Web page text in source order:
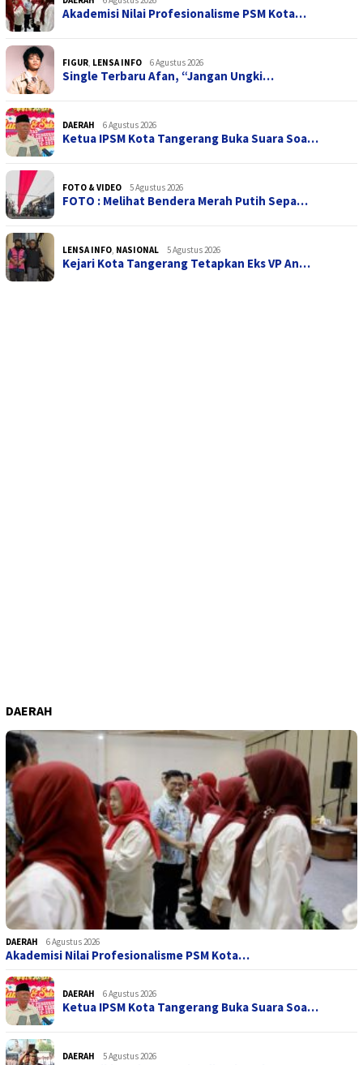
Akademisi Nilai Profesionalisme PSM Kota…
FIGUR, LENSA INFO 6 Agustus 2026
Single Terbaru Afan, “Jangan Ungki…
DAERAH 6 Agustus 2026
Ketua IPSM Kota Tangerang Buka Suara Soa…
FOTO & VIDEO 5 Agustus 2026
FOTO : Melihat Bendera Merah Putih Sepa…
LENSA INFO, NASIONAL 5 Agustus 2026
Kejari Kota Tangerang Tetapkan Eks VP An…
DAERAH
DAERAH 6 Agustus 2026
Akademisi Nilai Profesionalisme PSM Kota…
DAERAH 6 Agustus 2026
Ketua IPSM Kota Tangerang Buka Suara Soa…
DAERAH 5 Agustus 2026